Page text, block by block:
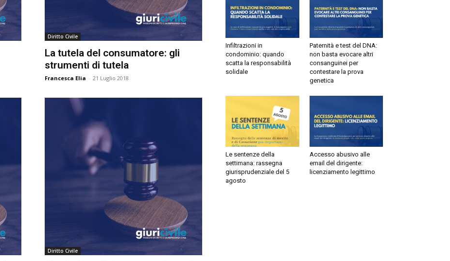
e
Giurisprudenza
Diritto Civile
La tutela del consumatore: gli
strumenti di tutela
Francesca Elia - 21 Luglio 2018
Diritto Civile
Infiltrazioni in
condominio: quando
scatta la responsabilità
solidale
Paternità e test del DNA:
non basta evocare altri
consanguinei per
contestare la prova
genetica
Le sentenze della
settimana: rassegna
giurisprudenziale del 5
agosto
Accesso abusivo alle
email del dirigente:
licenziamento legittimo
Autorizzo
Cliccando su “Iscriviti” dichiari di aver letto e accettato la
Iscriviti